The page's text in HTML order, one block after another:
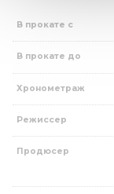
В прокате с
В прокате до
Хронометраж
Режиссер
Продюсер